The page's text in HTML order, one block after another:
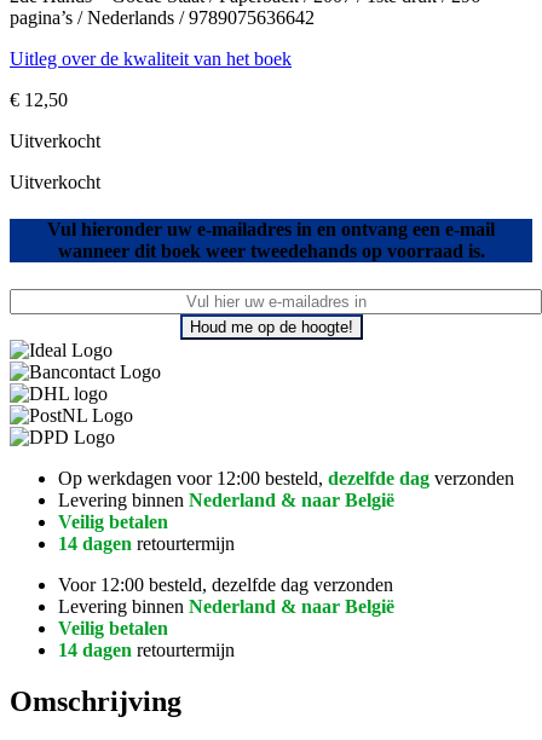
pagina’s / Nederlands / 9789075636642
Uitleg over de kwaliteit van het boek
€ 12,50
Uitverkocht
Uitverkocht
Vul hieronder uw e-mailadres in en ontvang een e-mail
wanneer dit boek weer tweedehands op voorraad is.
Houd me op de hoogte!
Op werkdagen voor 12:00 besteld, dezelfde dag verzonden
Levering binnen Nederland & naar België
Veilig betalen
14 dagen retourtermijn
Voor 12:00 besteld, dezelfde dag verzonden
Levering binnen Nederland & naar België
Veilig betalen
14 dagen retourtermijn
Omschrijving